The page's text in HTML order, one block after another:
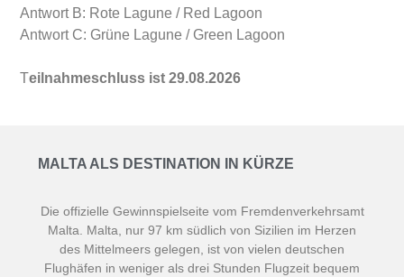
Antwort B: Rote Lagune / Red Lagoon
Antwort C: Grüne Lagune / Green Lagoon
Teilnahmeschluss ist 29.08.2026
MALTA ALS DESTINATION IN KÜRZE
Die offizielle Gewinnspielseite vom Fremdenverkehrsamt
Malta. Malta, nur 97 km südlich von Sizilien im Herzen
des Mittelmeers gelegen, ist von vielen deutschen
Flughäfen in weniger als drei Stunden Flugzeit bequem